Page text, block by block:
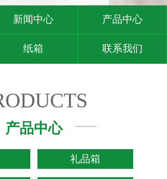
新闻中心 产品中心
纸箱 联系我们
产品中心
礼品箱